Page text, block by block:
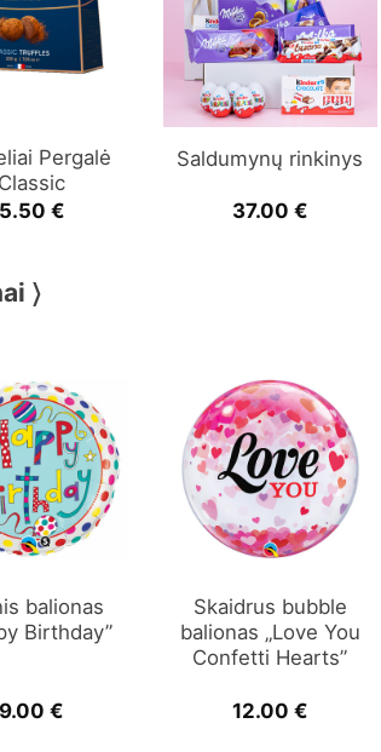
Pergalė
Classic
5.50 €
Saldumynų rinkinys
37.00 €
〉
balionas
Birthday”
9.00€
Skaidrus bubble
balionas „Love You
Confetti Hearts”
12.00 €